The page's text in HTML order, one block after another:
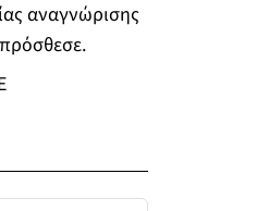
αναγνώρισης